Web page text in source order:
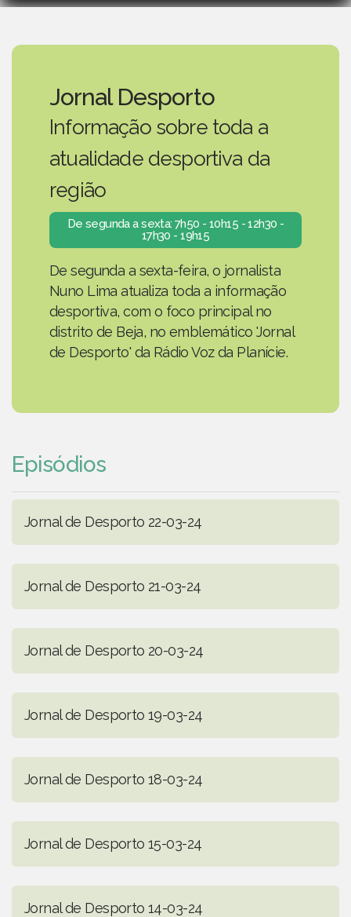
Jornal Desporto
Informação sobre toda a
atualidade desportiva da
região
De segunda a sexta: 7h50 - 10h15 - 12h30 -
17h30 - 19h15
De segunda a sexta-feira, o jornalista
Nuno Lima atualiza toda a informação
desportiva, com o foco principal no
distrito de Beja, no emblemático 'Jornal
de Desporto' da Rádio Voz da Planície.
Episódios
Jornal de Desporto 22-03-24
Jornal de Desporto 21-03-24
Jornal de Desporto 20-03-24
Jornal de Desporto 19-03-24
Jornal de Desporto 18-03-24
Jornal de Desporto 15-03-24
Jornal de Desporto 14-03-24